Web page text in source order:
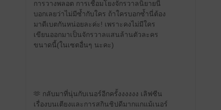
การวางพลอต การเชื่อมโยงจักรวาลนิยายนี่
บอกเลยว่าไม่มีซ้ำกับใคร ถ้าใครบอกซ้ำนี่ต้อง
มาดีเบตกันหน่อยละค่ะ! เพราะคงไม่มีใคร
เขียนออกมาเป็นจักรวาลแสนล้านตัวละคร
ขนาดนี้(ในเซตอื่นๆ นะคะ)
🫶 กลับมาที่นุ่นกับเนอร์อีกครั้งงงงงง เลิฟซีน
เรื่องบนเตียงและการสกินชิปดีมากแกแม้เนอร์